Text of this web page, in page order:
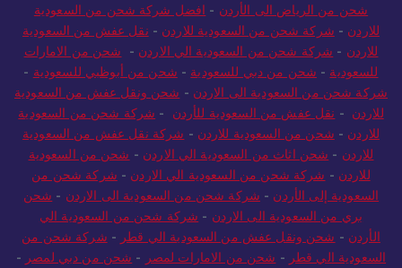
شحن من الرياض الى الأردن - افضل شركة شحن من السعودية
للاردن - شركة شحن من السعودية للاردن - نقل عفش من السعودية
للاردن - شركة شحن من السعودية الي الاردن - شحن من الامارات
للسعودية - شحن من دبي للسعودية - شحن من أبوظبي للسعودية -
شركة شحن من السعودية الى الاردن - شحن ونقل عفش من السعودية
للاردن - نقل عفش من السعودية للأردن - شركة شحن من السعودية
للاردن - شحن من السعودية للاردن - شركة نقل عفش من السعودية
للاردن - شحن اثاث من السعودية الي الاردن - شحن من السعودية
للاردن - شركة شحن من السعودية الي الاردن - شركة شحن من
السعودية إلى الأردن - شركة شحن من السعودية الى الاردن - شحن
بري من السعودية الى الاردن - شركة شحن من السعودية الي
الأردن - شحن ونقل عفش من السعودية الي قطر - شركة شحن من
السعودية الي قطر - شحن من الامارات لمصر - شحن من دبي لمصر -